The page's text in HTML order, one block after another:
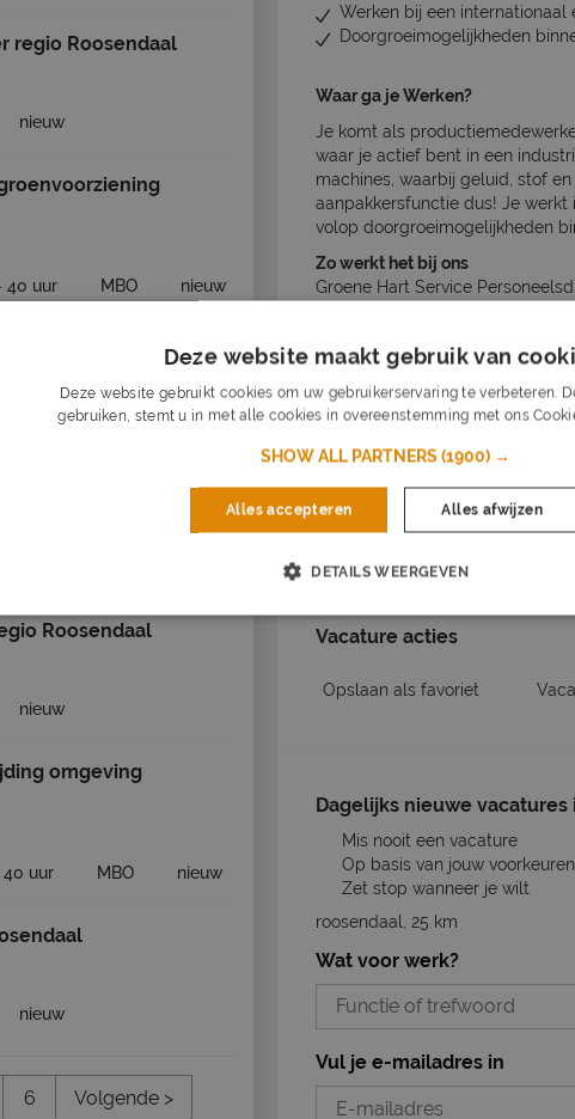
regio Roosendaal
nieuw
40 uur MBO nieuw
Roosendaal
MBO nieuw
Roosendaal
Roosendaal
nieuw
omgeving
40 uur MBO nieuw
nieuw
6 Volgende >
Werken bij een internationaal
Doorgroeimogelijkheden
Waar ga je Werken?
Je komt als
waar je actief bent in een
machines, waarbij geluid, stof
aanpakkersfunctie dus! Je
volop doorgroeimogelijkheden
Zo werkt het bij ons
Groene Hart Service
bij het bedrijf waar je aan het
betrouwbaarheid. Je ontvangt
bij onze planners. Regelmatig
belangrijke rol speelt!
Salarisomschrijving
€ 2.600 - € 3.000 per maand
Vacature acties
Opslaan als favoriet
Dagelijks nieuwe vacatures
Mis nooit een vacature
Op basis van jouw voorkeuren
Zet stop wanneer je wilt
roosendaal, 25 km
Wat voor werk?
Vul je e-mailadres in
Deze website maakt gebruik van
Deze website gebruikt cookies om uw gebruikerservaring te verbeteren.
gebruiken, stemt u in met alle cookies in overeenstemming met ons
SHOW ALL PARTNERS (1900) →
Alles accepteren Alles afwijzen
DETAILS WEERGEVEN